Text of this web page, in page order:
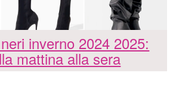
inverno 2024 2025:
mattina alla sera